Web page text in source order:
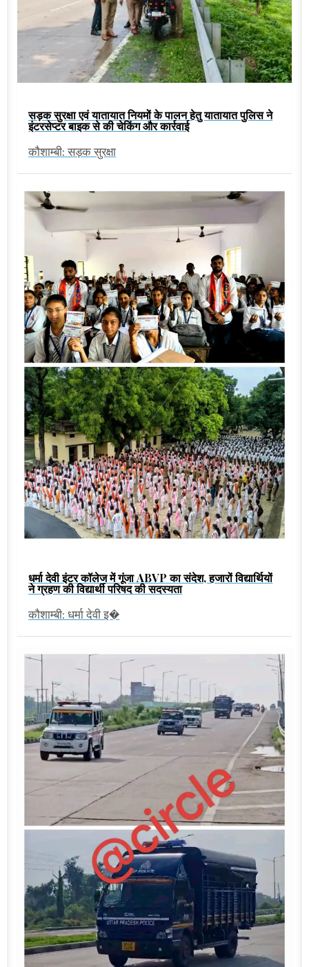
सड़क सुरक्षा एवं यातायात नियमों के पालन हेतु यातायात पुलिस ने
इंटरसेप्टर बाइक से की चेकिंग और कार्रवाई
कौशाम्बी: सड़क सुरक्षा
धर्मा देवी इंटर कॉलेज में गूंजा ABVP का संदेश, हजारों विद्यार्थियों
ने ग्रहण की विद्यार्थी परिषद की सदस्यता
कौशाम्बी: धर्मा देवी इ�